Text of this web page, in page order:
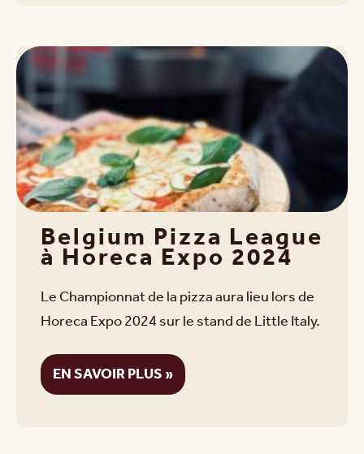
Belgium Pizza League
à Horeca Expo 2024
Le Championnat de la pizza aura lieu lors de
Horeca Expo 2024 sur le stand de Little Italy.
EN SAVOIR PLUS »